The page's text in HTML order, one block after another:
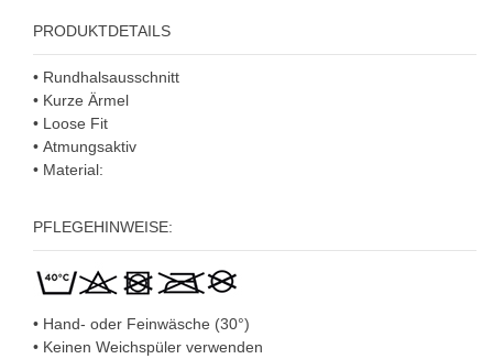
PRODUKTDETAILS
• Rundhalsausschnitt
• Kurze Ärmel
• Loose Fit
• Atmungsaktiv
• Material:
PFLEGEHINWEISE:
• Hand- oder Feinwäsche (30°)
• Keinen Weichspüler verwenden